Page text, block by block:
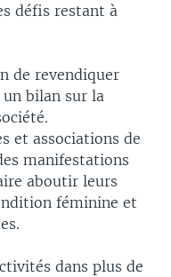
défis restant à
de revendiquer
bilan sur la
et associations de
manifestations
aboutir leurs
féminine et
dans plus de